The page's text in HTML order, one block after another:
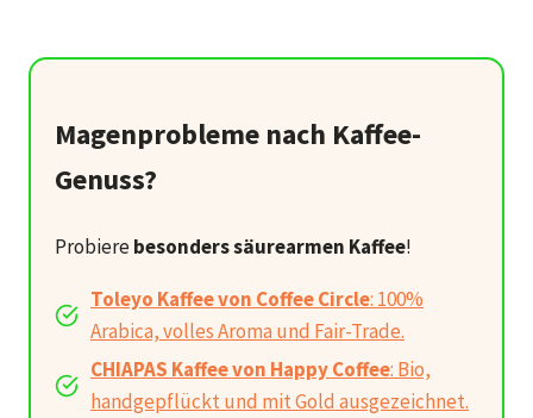
Magenprobleme nach Kaffee-
Genuss?
Probierebesonders säurearmen Kaffee!
Toleyo Kaffee von Coffee Circle: 100%
Arabica, volles Aroma und Fair-Trade.
CHIAPAS Kaffee von Happy Coffee: Bio,
handgepflückt und mit Gold ausgezeichnet.